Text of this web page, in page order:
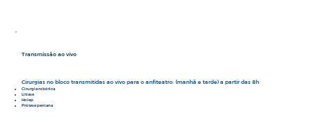
Transmissão ao vivo
Cirurgias no bloco transmitidas ao vivo para o anfiteatro: (manhã e tarde) a partir das 8h
Cirurgia robótica
Litíase
Holep
Prótese peniana